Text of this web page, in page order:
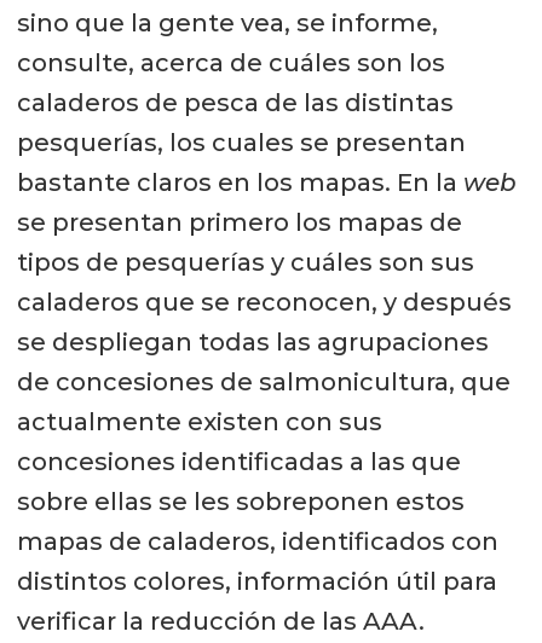
sino que la gente vea, se informe,
consulte, acerca de cuáles son los
caladeros de pesca de las distintas
pesquerías, los cuales se presentan
bastante claros en los mapas. En la web
se presentan primero los mapas de
tipos de pesquerías y cuáles son sus
caladeros que se reconocen, y después
se despliegan todas las agrupaciones
de concesiones de salmonicultura, que
actualmente existen con sus
concesiones identificadas a las que
sobre ellas se les sobreponen estos
mapas de caladeros, identificados con
distintos colores, información útil para
verificar la reducción de las AAA.